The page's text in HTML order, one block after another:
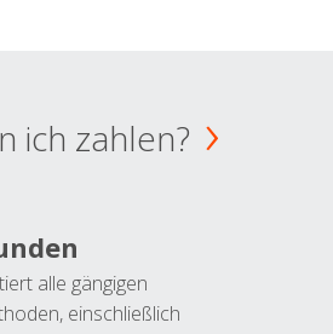
ich zahlen?
alle gängigen
einschließlich